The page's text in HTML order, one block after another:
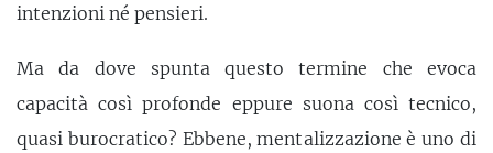
intenzioni né pensieri.
Ma da dove spunta questo termine che evoca
capacità così profonde eppure suona così tecnico,
quasi burocratico? Ebbene, mentalizzazione è uno di